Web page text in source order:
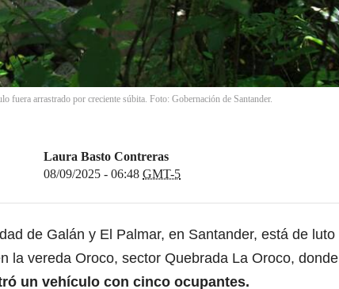
fuera arrastrado por creciente súbita. Foto: Gobernación de Santander.
Laura Basto Contreras
08/09/2025 - 06:48 GMT-5
de Galán y El Palmar, en Santander, está de luto
la vereda Oroco, sector Quebrada La Oroco, donde
un vehículo con cinco ocupantes.